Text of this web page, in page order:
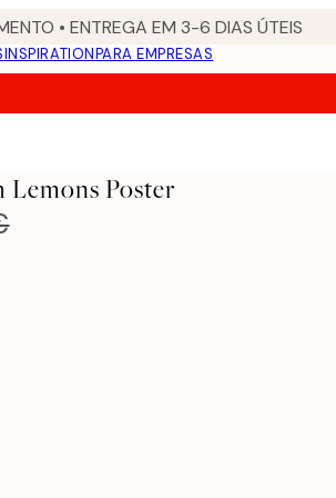
• ENTREGA EM 3-6 DIAS ÚTEIS
INSPIRATIONPARA EMPRESAS
Lemons Poster